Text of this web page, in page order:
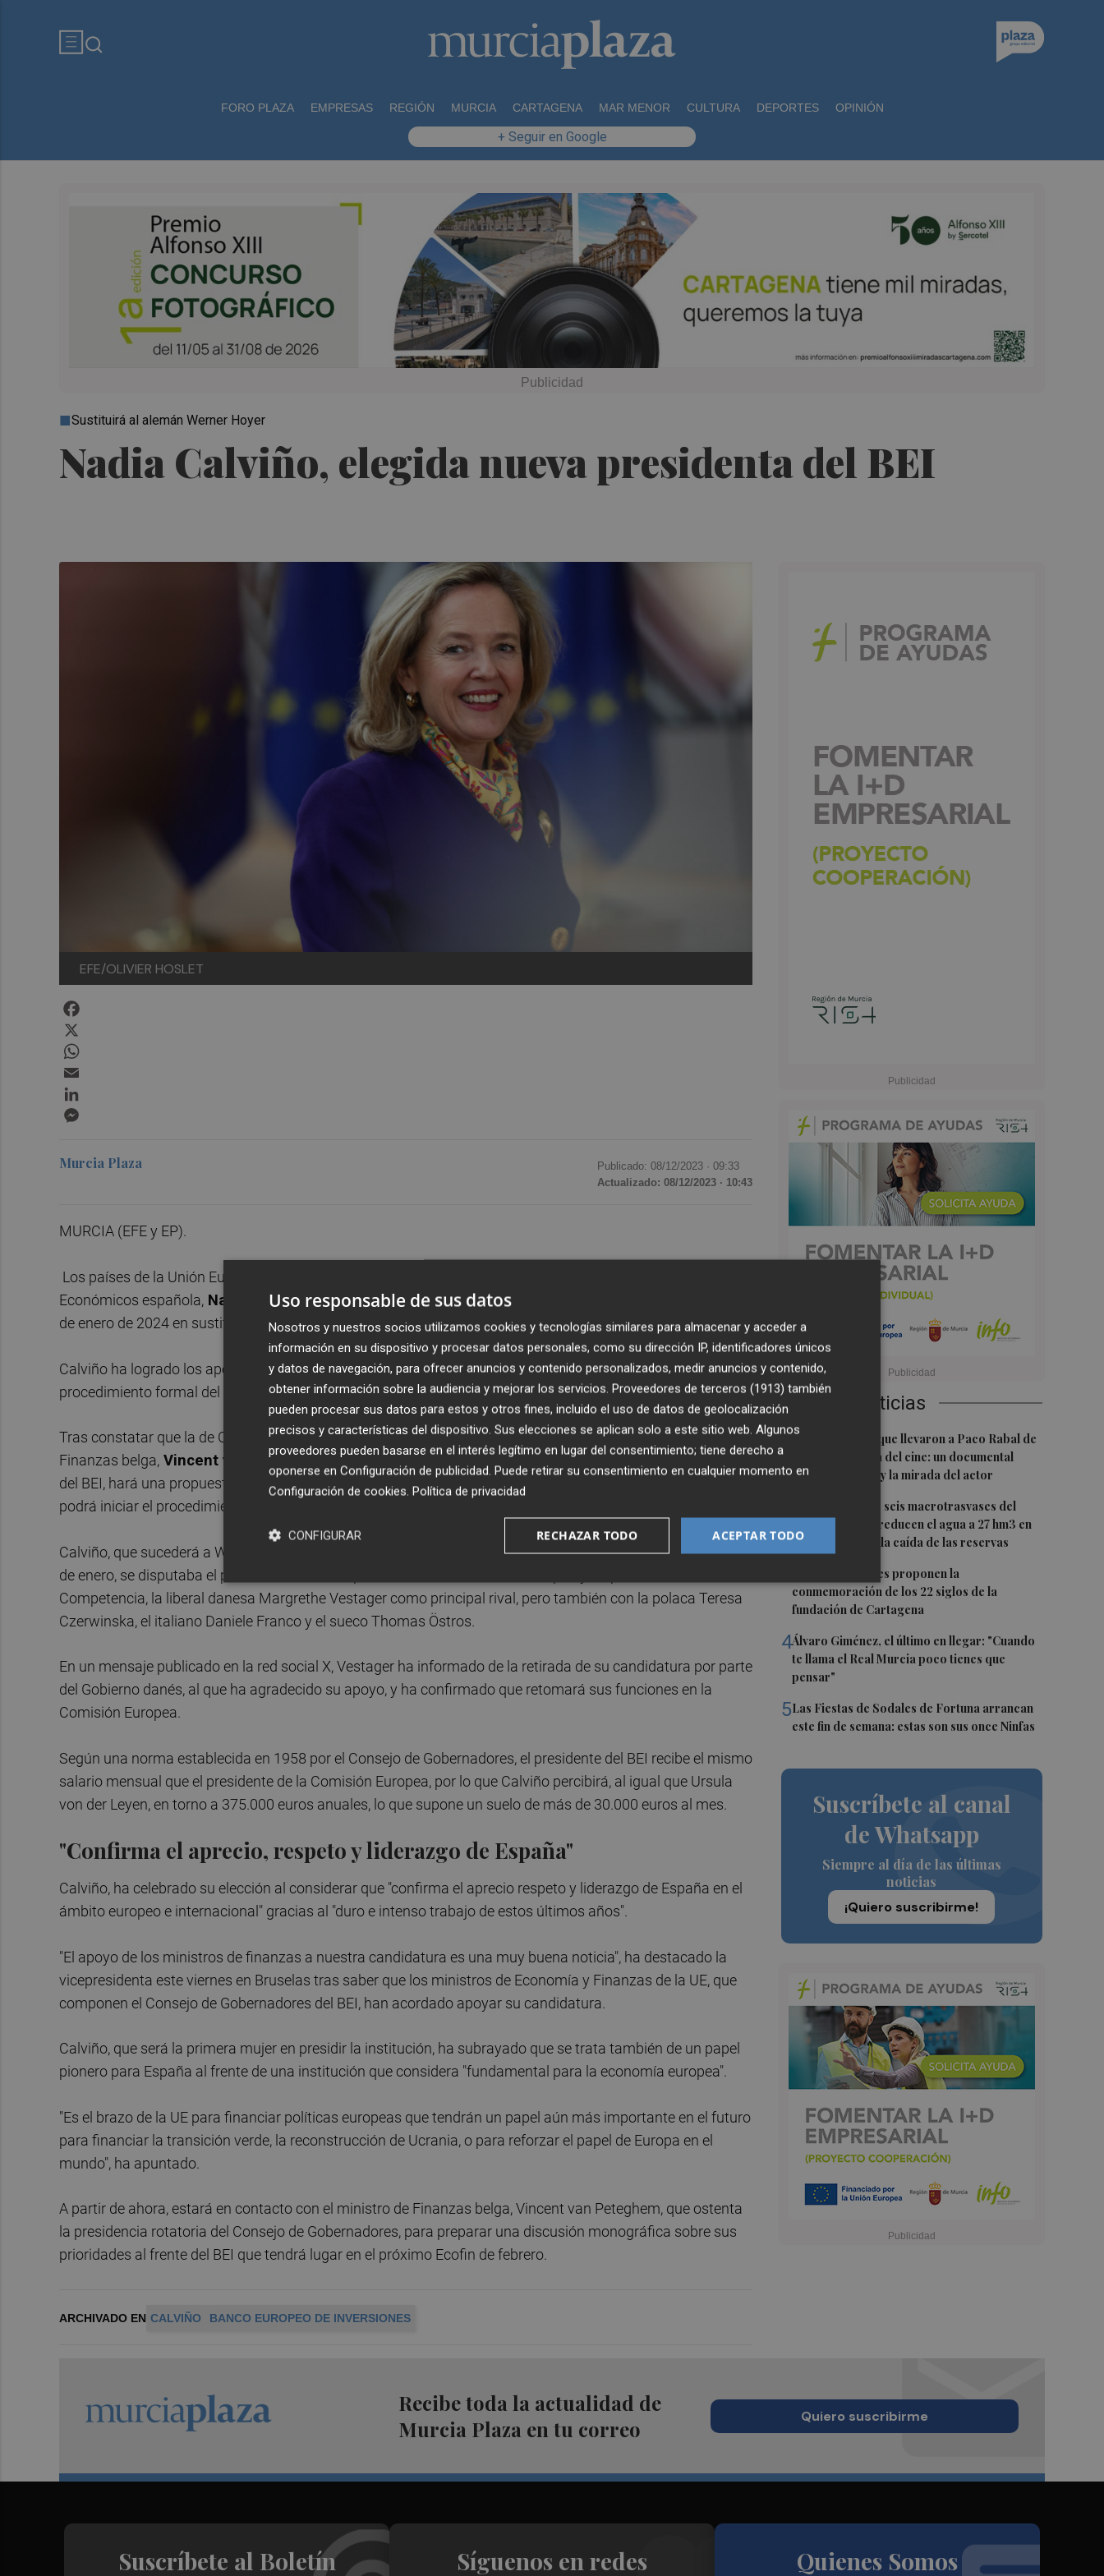
FORO PLAZA EMPRESAS REGIÓN MURCIA CARTAGENA MAR MENOR CULTURA DEPORTES OPINIÓN
+ Seguir en Google
Nadia Calviño, elegida nueva presidenta del BEI
Sustituirá al alemán Werner Hoyer
EFE/OLIVIER HOSLET
Últimas Noticias
1Las '200 vidas' que llevaron a Paco Rabal de
Águilas a la cima del cine: un documental
recupera la voz y la mirada del actor
Fin a la racha de seis macrotrasvases del
Tajo al Segura: reducen el agua a 27 hm3 en
septiembre por la caída de las reservas
Dos asociaciones proponen la
conmemoración de los 22 siglos de la
fundación de Cartagena
4Álvaro Giménez, el último en llegar: "Cuando
te llama el Real Murcia poco tienes que
pensar"
5Las Fiestas de Sodales de Fortuna arrancan
este fin de semana: estas son sus once Ninfas
Suscríbete al canal
de Whatsapp
Siempre al día de las últimas
noticias
¡Quiero suscribirme!
Murcia Plaza Publicado: 08/12/2023 · 09:33
Actualizado: 08/12/2023 · 10:43
MURCIA (EFE y EP).
Los países de la Unión Europea (UE) eligieron este viernes a la vicepresidenta y ministra de Asuntos
Económicos española, Nadia Calviño , para presidir el Banco Europeo de Inversiones (BEI)
de enero de 2024 en sustitución del alemánWerner Hoyer, informaron fuentes europeas.
Calviño ha logrado los apoyos necesarios, lo que pone fin al proceso político informal y permite pasar al
procedimiento formal del BEI.
Tras constatar que la de Calviño era la única candidata que reúne respaldo suficiente, el ministro de
Finanzas belga, Vincent van Peteghem , que ostenta la presidencia rotatoria del Consejo de Gobernadores
del BEI, hará una propuesta al Consejo de Administración, que se reunirá el próximo viernes y tras el cual se
podrá iniciar el procedimiento de votación formal.
Calviño, que sucederá a Werner Hoyer al frente del BEI durante los próximos seis años, a partir del próximo 1
de enero, se disputaba el puesto con la ex vicepresidenta de la Comisión Europea y responsable de
Competencia, la liberal danesa Margrethe Vestager como principal rival, pero también con la polaca Teresa
Czerwinska, el italiano Daniele Franco y el sueco Thomas Östros.
En un mensaje publicado en la red social X, Vestager ha informado de la retirada de su candidatura por parte
del Gobierno danés, al que ha agradecido su apoyo, y ha confirmado que retomará sus funciones en la
Comisión Europea.
Según una norma establecida en 1958 por el Consejo de Gobernadores, el presidente del BEI recibe el mismo
salario mensual que el presidente de la Comisión Europea, por lo que Calviño percibirá, al igual que Ursula
von der Leyen, en torno a 375.000 euros anuales, lo que supone un suelo de más de 30.000 euros al mes.
"Confirma el aprecio, respeto y liderazgo de España"
Calviño, ha celebrado su elección al considerar que "confirma el aprecio respeto y liderazgo de España en el
ámbito europeo e internacional" gracias al "duro e intenso trabajo de estos últimos años".
"El apoyo de los ministros de finanzas a nuestra candidatura es una muy buena noticia", ha destacado la
vicepresidenta este viernes en Bruselas tras saber que los ministros de Economía y Finanzas de la UE, que
componen el Consejo de Gobernadores del BEI, han acordado apoyar su candidatura.
Calviño, que será la primera mujer en presidir la institución, ha subrayado que se trata también de un papel
pionero para España al frente de una institución que considera "fundamental para la economía europea".
"Es el brazo de la UE para financiar políticas europeas que tendrán un papel aún más importante en el futuro
para financiar la transición verde, la reconstrucción de Ucrania, o para reforzar el papel de Europa en el
mundo", ha apuntado.
A partir de ahora, estará en contacto con el ministro de Finanzas belga, Vincent van Peteghem, que ostenta
la presidencia rotatoria del Consejo de Gobernadores, para preparar una discusión monográfica sobre sus
prioridades al frente del BEI que tendrá lugar en el próximo Ecofin de febrero.
ARCHIVADO EN CALVIÑO BANCO EUROPEO DE INVERSIONES
Recibe toda la actualidad de
Murcia Plaza en tu correo
Quiero suscribirme
Suscríbete al Boletín Síguenos en redes Quienes Somos
Uso responsable de sus datos
Nosotros y nuestros socios utilizamos cookies y tecnologías similares para almacenar y acceder a
información en su dispositivo y procesar datos personales, como su dirección IP, identificadores únicos
y datos de navegación, para ofrecer anuncios y contenido personalizados, medir anuncios y contenido,
obtener información sobre la audiencia y mejorar los servicios. Proveedores de terceros (1913) también
pueden procesar sus datos para estos y otros fines, incluido el uso de datos de geolocalización
precisos y características del dispositivo. Sus elecciones se aplican solo a este sitio web. Algunos
proveedores pueden basarse en el interés legítimo en lugar del consentimiento; tiene derecho a
oponerse en Configuración de publicidad. Puede retirar su consentimiento en cualquier momento en
Configuración de cookies. Política de privacidad
ACEPTAR TODO
RECHAZAR TODO
CONFIGURAR